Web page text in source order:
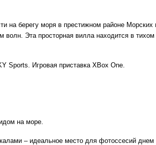
берегу моря в престижном районе
Эта просторная вилла находится в
Sports. Игровая приставка XBox One.
на море.
– идеальное место для фотоссесий днем